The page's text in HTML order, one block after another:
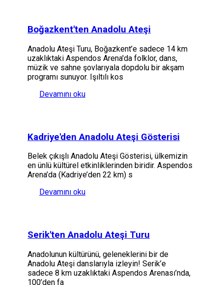
Boğazkent'ten Anadolu Ateşi
Anadolu Ateşi Turu, Boğazkent’e sadece 14 km
uzaklıktaki Aspendos Arena'da folklor, dans,
müzik ve sahne şovlarıyala dopdolu bir akşam
programı sunuyor. Işıltılı kos
Devamını oku
Kadriye'den Anadolu Ateşi Gösterisi
Belek çıkışlı Anadolu Ateşi Gösterisi, ülkemizin
en ünlü kültürel etkinliklerinden biridir. Aspendos
Arena’da (Kadriye’den 22 km) s
Devamını oku
Serik'ten Anadolu Ateşi Turu
Anadolunun kültürünü, geleneklerini bir de
Anadolu Ateşi danslarıyla izleyin! Serik’e
sadece 8 km uzaklıktaki Aspendos Arenası’nda,
100’den fa